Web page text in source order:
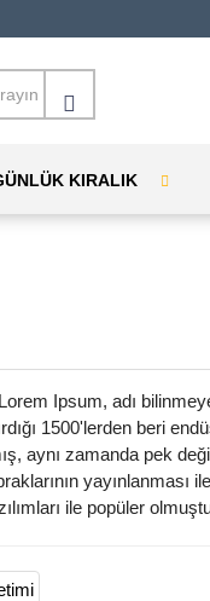
KIRALIK
Ipsum, adı
1500'lerden beri
aynı zamanda pek
yayınlanması
ile popüler